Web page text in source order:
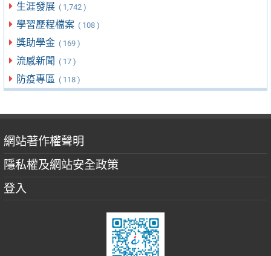
生涯發展 ( 1,742 )
學習歷程檔案 ( 108 )
獎助學金 ( 169 )
流感新聞 ( 17 )
防疫專區 ( 118 )
網站著作權聲明
隱私權及網站安全政策
登入